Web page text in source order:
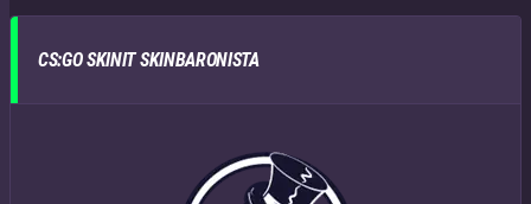
CS:GO SKINIT SKINBARONISTA